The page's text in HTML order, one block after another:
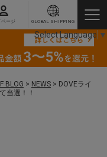
ページ GLOBAL SHIPPING
BLOG > NEWS > DOVEライ
当選！！
Select Language ▼